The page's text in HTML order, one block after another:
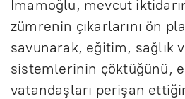
İmamoğlu, mevcut
zümrenin çıkarlarını ön
savunarak, eğitim, sağlık
sistemlerinin çöktüğünü,
vatandaşları perişan